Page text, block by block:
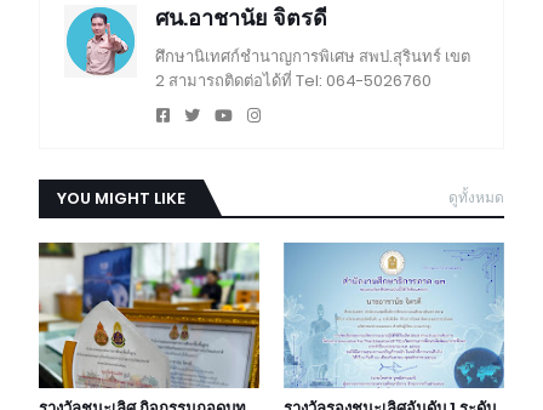
ศน.อาชานัย จิตรดี
ศึกษานิเทศก์ชำนาญการพิเศษ สพป.สุรินทร์ เขต
2 สามารถติดต่อได้ที่ Tel: 064-5026760
YOU MIGHT LIKE ดูทั้งหมด